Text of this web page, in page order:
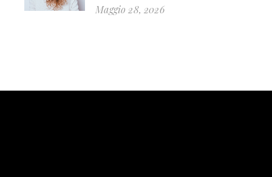
Maggio 28, 2026